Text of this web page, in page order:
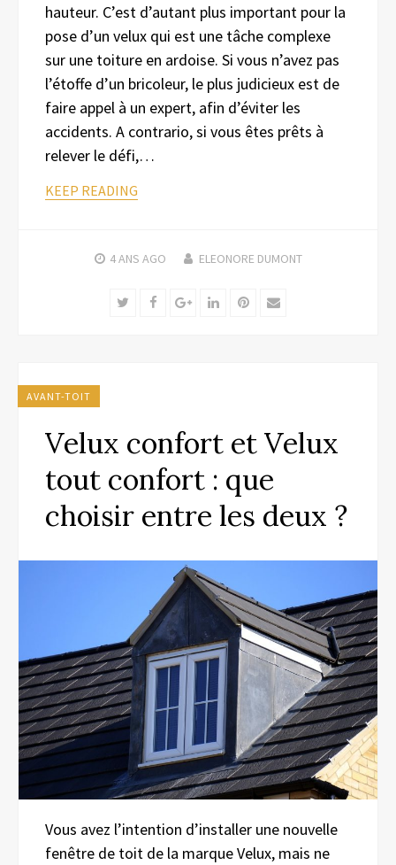
hauteur. C’est d’autant plus important pour la
pose d’un velux qui est une tâche complexe
sur une toiture en ardoise. Si vous n’avez pas
l’étoffe d’un bricoleur, le plus judicieux est de
faire appel à un expert, afin d’éviter les
accidents. A contrario, si vous êtes prêts à
relever le défi,…
KEEP READING
4 ANS AGO ELEONORE DUMONT
TwitterFacebookGoogle+LinkedInPinterest
Email
AVANT-TOIT
Velux confort et Velux
tout confort : que
choisir entre les deux ?
Vous avez l’intention d’installer une nouvelle
fenêtre de toit de la marque Velux, mais ne